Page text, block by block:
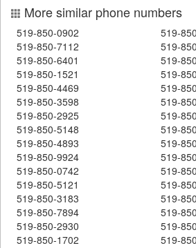
More similar phone numbers
519-850-0902
519-
519-850-7112
519-
519-850-6401
519-
519-850-1521
519-
519-850-4469
519-
519-850-3598
519-
519-850-2925
519-
519-850-5148
519-
519-850-4893
519-
519-850-9924
519-
519-850-0742
519-
519-850-5121
519-
519-850-3183
519-
519-850-7894
519-
519-850-2930
519-
519-850-1702
519-